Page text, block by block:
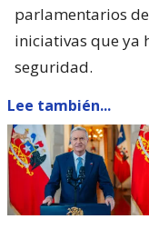
parlamentarios
iniciativas que ya
seguridad.
Lee también...